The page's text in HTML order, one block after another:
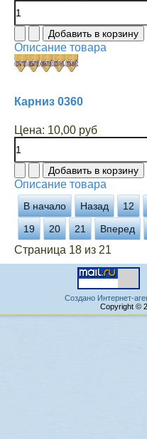
Описание товара
Карниз 0360
Цена: 10,00 руб
Описание товара
В начало Назад
12
19
20 21 Вперед
Страница 18 из 21
Создано Интернет-
Copyright ©